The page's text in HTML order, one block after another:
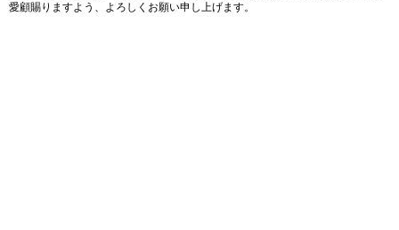
愛顧賜りますよう、よろしくお願い申し上げます。